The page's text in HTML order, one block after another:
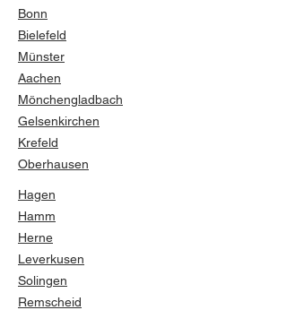
Bonn
Bielefeld
Münster
Aachen
Mönchengladbach
Gelsenkirchen
Krefeld
Oberhausen
Hagen
Hamm
Herne
Leverkusen
Solingen
Remscheid